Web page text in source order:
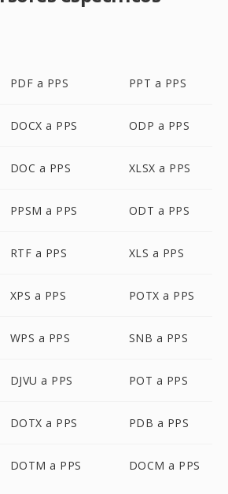
PDF a PPS PPT a PPS
DOCX a PPS ODP a PPS
DOC a PPS XLSX a PPS
PPSM a PPS ODT a PPS
RTF a PPS XLS a PPS
XPS a PPS POTX a PPS
WPS a PPS SNB a PPS
DJVU a PPS POT a PPS
DOTX a PPS PDB a PPS
DOTM a PPS DOCM a PPS